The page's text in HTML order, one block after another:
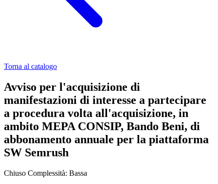
Torna al catalogo
Avviso per l'acquisizione di
manifestazioni di interesse a partecipare
a procedura volta all'acquisizione, in
ambito MEPA CONSIP, Bando Beni, di
abbonamento annuale per la piattaforma
SW Semrush
Chiuso Complessità: Bassa